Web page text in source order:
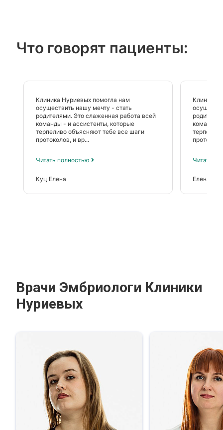
Что говорят пациенты:
Клиника Нуриевых помогла нам
осуществить нашу мечту - стать
родителями. Это слаженная работа всей
команды - и ассистенты, которые
терпеливо объясняют тебе все шаги
протоколов, и вр...
Читать полностью
Куц Елена
Клиника
команды
Читать
Елена
Врачи Эмбриологи Клиники
Нуриевых